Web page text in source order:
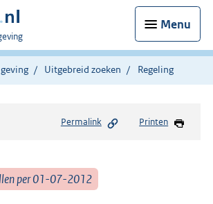
Menu
Uitgebreid zoeken Regeling
Permalink Printen
per 01-07-2012